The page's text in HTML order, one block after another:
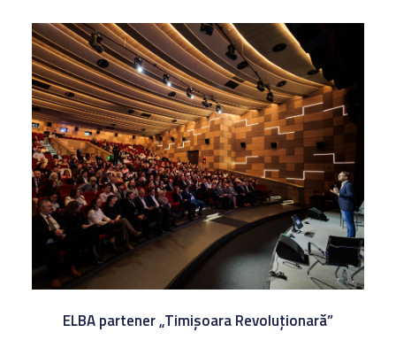
ELBA partener „Timișoara Revoluționară”